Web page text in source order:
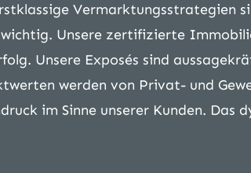
Vermarktungsstrategien
Unsere zertifizierte
Unsere Exposés sind
werden von Privat- und
im Sinne unserer Kunden. Das